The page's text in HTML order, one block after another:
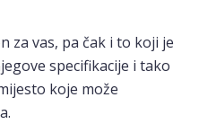
za vas, pa čak i to koji je
specifikacije i tako
koje može